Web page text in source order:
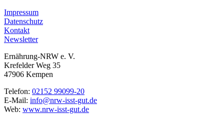
Impressum
Datenschutz
Kontakt
Newsletter
Ernährung-NRW e. V.
Krefelder Weg 35
47906 Kempen
Telefon: 02152 99099-20
E-Mail: info@nrw-isst-gut.de
Web: www.nrw-isst-gut.de